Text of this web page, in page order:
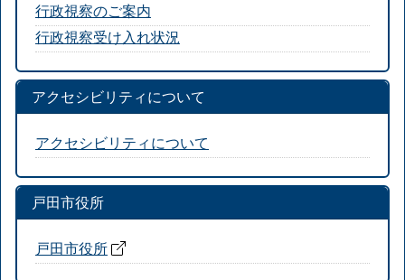
行政視察のご案内
行政視察受け入れ状況
アクセシビリティについて
アクセシビリティについて
戸田市役所
戸田市役所